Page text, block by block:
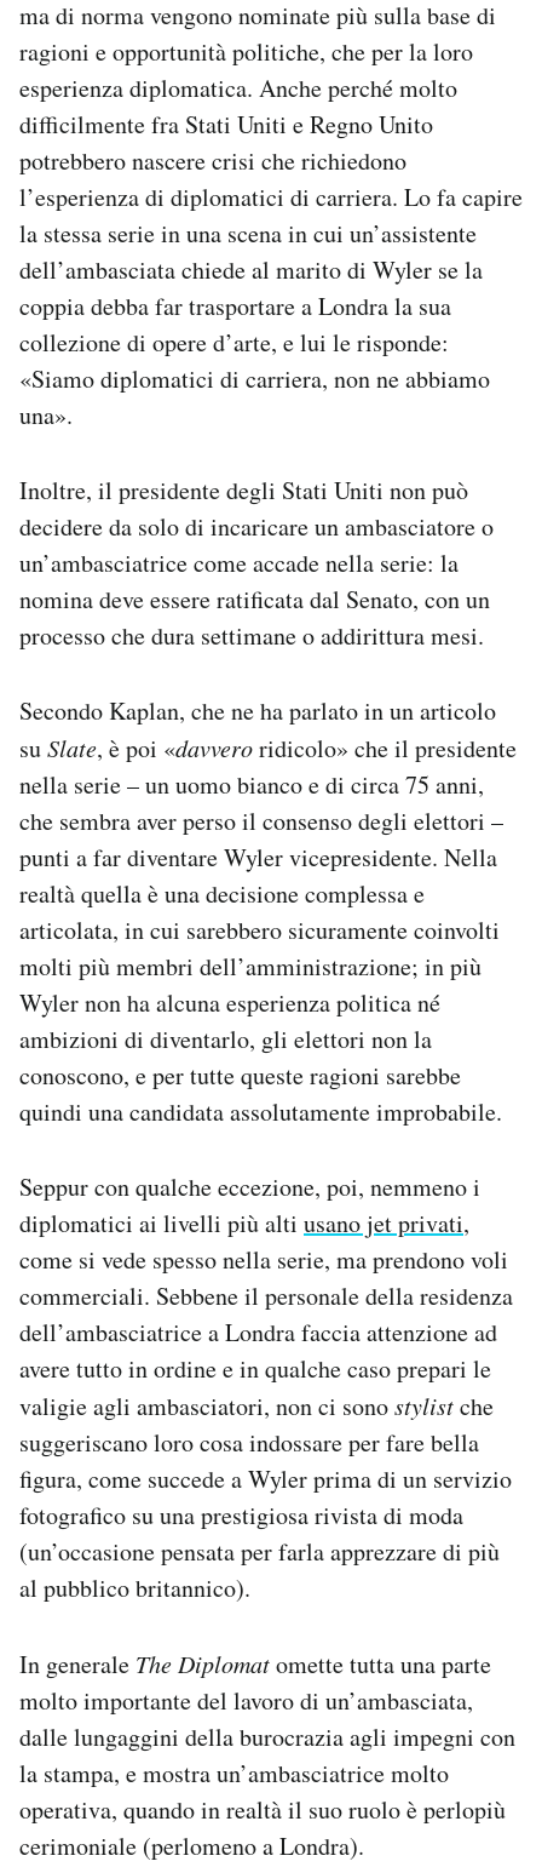
ma di norma vengono nominate più sulla base di
ragioni e opportunità politiche, che per la loro
esperienza diplomatica. Anche perché molto
difficilmente fra Stati Uniti e Regno Unito
potrebbero nascere crisi che richiedono
l’esperienza di diplomatici di carriera. Lo fa capire
la stessa serie in una scena in cui un’assistente
dell’ambasciata chiede al marito di Wyler se la
coppia debba far trasportare a Londra la sua
collezione di opere d’arte, e lui le risponde:
«Siamo diplomatici di carriera, non ne abbiamo
una».
Inoltre, il presidente degli Stati Uniti non può
decidere da solo di incaricare un ambasciatore o
un’ambasciatrice come accade nella serie: la
nomina deve essere ratificata dal Senato, con un
processo che dura settimane o addirittura mesi.
Secondo Kaplan, che ne ha parlato in un articolo
suSlate, è poi «davveroridicolo» che il presidente
nella serie – un uomo bianco e di circa 75 anni,
che sembra aver perso il consenso degli elettori –
punti a far diventare Wyler vicepresidente. Nella
realtà quella è una decisione complessa e
articolata, in cui sarebbero sicuramente coinvolti
molti più membri dell’amministrazione; in più
Wyler non ha alcuna esperienza politica né
ambizioni di diventarlo, gli elettori non la
conoscono, e per tutte queste ragioni sarebbe
quindi una candidata assolutamente improbabile.
Seppur con qualche eccezione, poi, nemmeno i
diplomatici ai livelli più alti usano jet privati,
come si vede spesso nella serie, ma prendono voli
commerciali. Sebbene il personale della residenza
dell’ambasciatrice a Londra faccia attenzione ad
avere tutto in ordine e in qualche caso prepari le
valigie agli ambasciatori, non ci sonostylistche
suggeriscano loro cosa indossare per fare bella
figura, come succede a Wyler prima di un servizio
fotografico su una prestigiosa rivista di moda
(un’occasione pensata per farla apprezzare di più
al pubblico britannico).
In generale The Diplomatomette tutta una parte
molto importante del lavoro di un’ambasciata,
dalle lungaggini della burocrazia agli impegni con
la stampa, e mostra un’ambasciatrice molto
operativa, quando in realtà il suo ruolo è perlopiù
cerimoniale (perlomeno a Londra).